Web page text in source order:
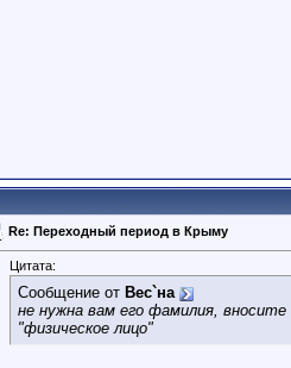
Re: Переходный период в Крыму
Цитата:
Сообщение от Вес`на
не нужна вам его фамилия,
"физическое лицо"